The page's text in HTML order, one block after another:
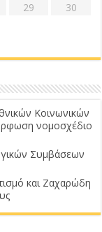
29
30
Κοινωνικών
νομοσχέδιο
Συμβάσεων
και Ζαχαρώδη